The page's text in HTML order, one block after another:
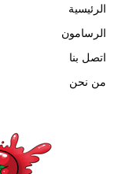
الرئيسية
الرسامون
اتصل بنا
من نحن